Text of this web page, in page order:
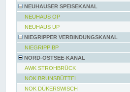
NEUHAUSER SPEISEKANAL
NEUHAUS OP
NEUHAUS UP
NIEGRIPPER VERBINDUNGSKANAL
NIEGRIPP BP
NORD-OSTSEE-KANAL
AWK STROHBRÜCK
NOK BRUNSBÜTTEL
NOK DÜKERSWISCH